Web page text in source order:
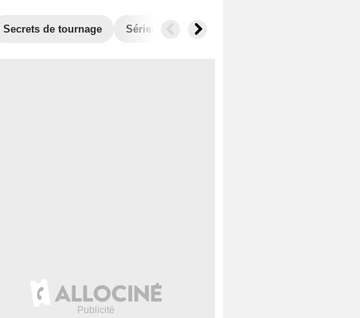
Secrets de tournage Séries similaires